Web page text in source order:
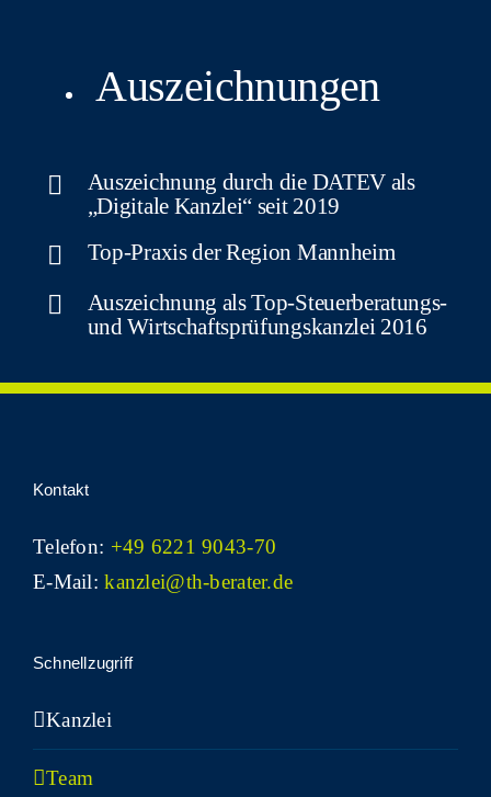
Auszeichnungen
Aus­zeich­nung durch die DATEV als
„Digi­ta­le Kanz­lei“ seit 2019
Top-Pra­xis der Regi­on Mannheim
Aus­zeich­nung als Top-Steu­er­be­ra­tungs-
und Wirt­schafts­prü­fungs­kanz­lei 2016
Kon­takt
Telefon: +49 6221 9043-70
E-Mail:kanzlei@th-berater.de
Schnell­zu­griff
Kanz­lei
Team